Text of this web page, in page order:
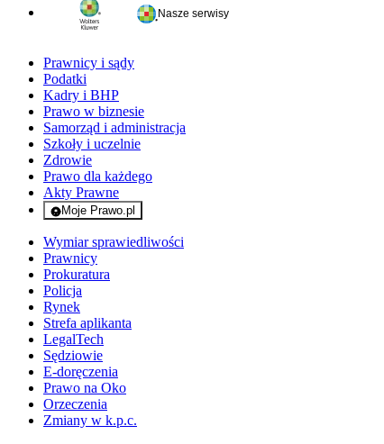
Nasze serwisy
Prawnicy i sądy
Podatki
Kadry i BHP
Prawo w biznesie
Samorząd i administracja
Szkoły i uczelnie
Zdrowie
Prawo dla każdego
Akty Prawne
Moje Prawo.pl
- rejestracja i logowanie do serwisu
Wymiar sprawiedliwości
Prawnicy
Prokuratura
Policja
Rynek
Strefa aplikanta
LegalTech
Sędziowie
E-doręczenia
Prawo na Oko
Orzeczenia
Zmiany w k.p.c.